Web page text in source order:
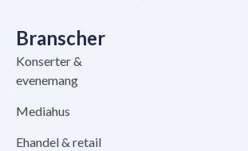
Branscher
Konserter &
evenemang
Mediahus
Ehandel & retail